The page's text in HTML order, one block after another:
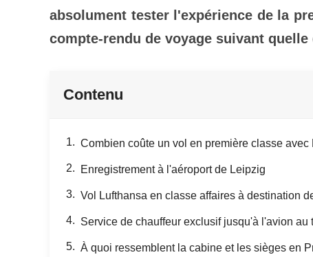
absolument tester l'expérience de la
compte-rendu de voyage suivant
Contenu
Combien coûte un vol en première classe avec
Enregistrement à l'aéroport de Leipzig
Vol Lufthansa en classe affaires à destination
Service de chauffeur exclusif jusqu'à l'avion
À quoi ressemblent la cabine et les sièges en